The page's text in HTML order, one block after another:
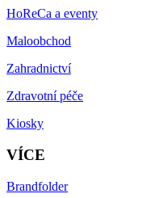
HoReCa a eventy
Maloobchod
Zahradnictví
Zdravotní péče
Kiosky
VÍCE
Brandfolder